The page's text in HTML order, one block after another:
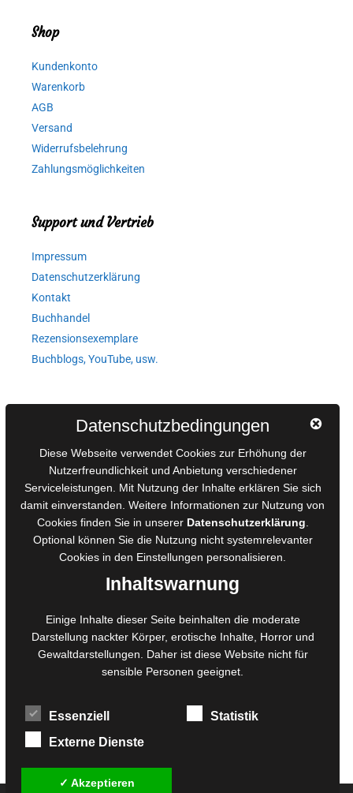
Shop
Kundenkonto
Warenkorb
AGB
Versand
Widerrufsbelehrung
Zahlungsmöglichkeiten
Support und Vertrieb
Impressum
Datenschutzerklärung
Kontakt
Buchhandel
Rezensionsexemplare
Buchblogs, YouTube, usw.
AGB für Medienprojekte
Online-Artikel
Manuskripte einreichen
Ausschreibungen
Belegexemplare
Eigenbedarfsexemplare
Foto- und Bildbearbeitung
Fotorestauration
Creative Artwork
MPS Fotografie
WordPress Support
Datenschutzbedingungen
Diese Webseite verwendet Cookies zur Erhöhung der
Nutzerfreundlichkeit und Anbietung verschiedener
Serviceleistungen. Mit Nutzung der Inhalte erklären Sie sich
damit einverstanden. Weitere Informationen zur Nutzung von
Cookies finden Sie in unserer Datenschutzerklärung
Optional können Sie die Nutzung nicht systemrelevanter
Cookies in den Einstellungen personalisieren.
Inhaltswarnung
Einige Inhalte dieser Seite beinhalten die moderate
Darstellung nackter Körper, erotische Inhalte, Horror und
Gewaltdarstellungen. Daher ist diese Website nicht für
sensible Personen geeignet.
Essenziell
Statistik
Externe Dienste
✓ Akzeptieren